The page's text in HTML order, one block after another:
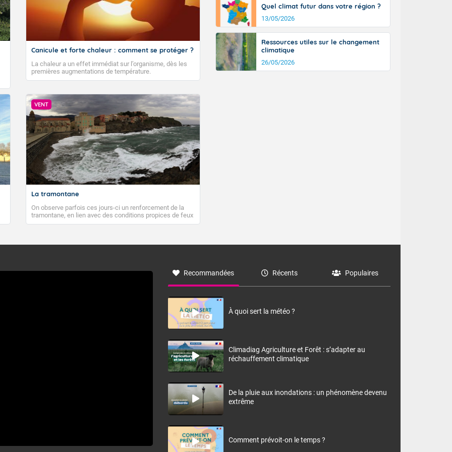
Canicule et forte chaleur : comment se protéger ?
La chaleur a un effet immédiat sur l’organisme, dès les
premières augmentations de température.
VENT
La tramontane
On observe parfois ces jours-ci un renforcement de la
tramontane, en lien avec des conditions propices de feux
de forêt. Mais qu'est-ce que la tramontane ? Quelles sont
à nord-ouest, dans un secteur qui part du Roussillon à la
monts, en allusion aux régions montagneuses d’où
Quel climat futur dans votre région ?
13/05/2026
Ressources utiles sur le changement
climatique
26/05/2026
Recommandées Récents Populaires
À quoi sert la météo ?
Climadiag Agriculture et Forêt : s’adapter au
réchauffement climatique
De la pluie aux inondations : un phénomène devenu
extrême
Comment prévoit-on le temps ?